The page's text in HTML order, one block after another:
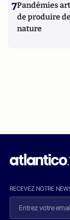
7Pandémies
de produire
nature
RECEVEZ NOTRE